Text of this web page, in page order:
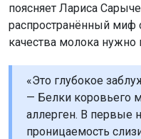
поясняет Лариса
распространённый миф
качества молока нужно
«Это глубокое
— Белки коровьего
аллерген. В первые
проницаемость